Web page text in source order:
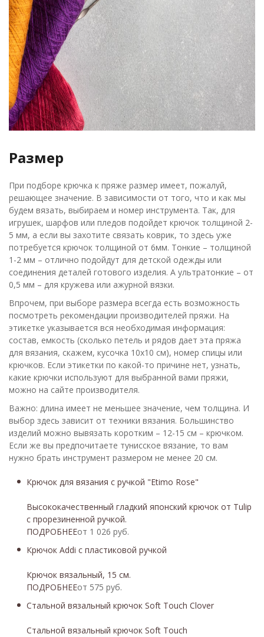
Размер
При подборе крючка к пряже размер имеет, пожалуй,
решающее значение. В зависимости от того, что и как мы
будем вязать, выбираем и номер инструмента. Так, для
игрушек, шарфов или пледов подойдет крючок толщиной 2-
5 мм, а если вы захотите связать коврик, то здесь уже
потребуется крючок толщиной от 6мм. Тонкие – толщиной
1-2 мм – отлично подойдут для детской одежды или
соединения деталей готового изделия. А ультратонкие – от
0,5 мм – для кружева или ажурной вязки.
Впрочем, при выборе размера всегда есть возможность
посмотреть рекомендации производителей пряжи. На
этикетке указывается вся необходимая информация:
состав, емкость (сколько петель и рядов дает эта пряжа
для вязания, скажем, кусочка 10х10 см), номер спицы или
крючков. Если этикетки по какой-то причине нет, узнать,
какие крючки используют для выбранной вами пряжи,
можно на сайте производителя.
Важно: длина имеет не меньшее значение, чем толщина. И
выбор здесь зависит от техники вязания. Большинство
изделий можно вывязать коротким – 12-15 см – крючком.
Если же вы предпочитаете тунисское вязание, то вам
нужно брать инструмент размером не менее 20 см.
Крючок для вязания с ручкой "Etimo Rose"
Высококачественный гладкий японский крючок от Tulip
c прорезиненной ручкой.
ПОДРОБНЕЕот 1 026 руб.
Крючок Addi с пластиковой ручкой
Крючок вязальный, 15 см.
ПОДРОБНЕЕот 575 руб.
Стальной вязальный крючок Soft Touch Clover
Стальной вязальный крючок Soft Touch